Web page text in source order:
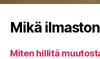
Mikä
Miten hillitä